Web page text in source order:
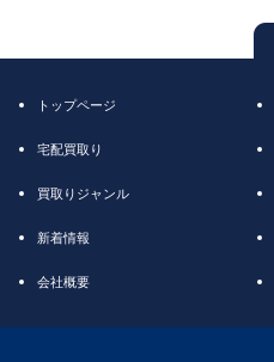
トップページ
宅配買取り
買取りジャンル
新着情報
会社概要